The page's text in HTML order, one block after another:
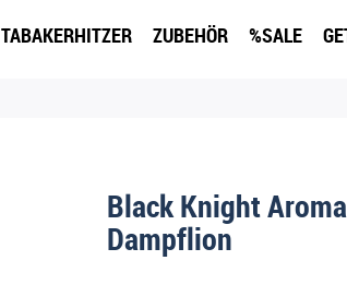
TABAKERHITZER ZUBEHÖR %SALE
Black Knight
Dampflion